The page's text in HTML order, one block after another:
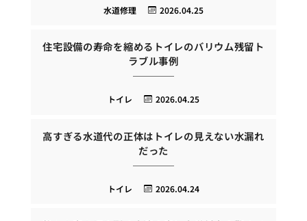
2026.04.25
水道修理
住宅設備の寿命を縮めるトイレのバリウム残留ト
ラブル事例
2026.04.25
トイレ
高すぎる水道代の正体はトイレの見えない水漏れ
だった
2026.04.24
トイレ